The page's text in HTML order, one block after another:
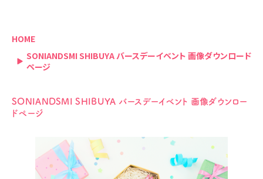
HOME
SONIANDSMI SHIBUYA バースデーイベント 画像ダウンロード
ページ
SONIANDSMI SHIBUYA バースデーイベント 画像ダウンロー
ドページ